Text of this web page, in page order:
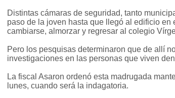
Distintas cámaras de seguridad, tanto
paso de la joven hasta que llegó al edificio
cambiarse, almorzar y regresar al colegio
Pero los pesquisas determinaron que de allí
investigaciones en las personas que viven
La fiscal Asaron ordenó esta madrugada
lunes, cuando será la indagatoria.